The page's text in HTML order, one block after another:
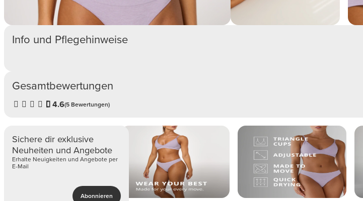
Info und Pflegehinweise
Gesamtbewertungen
4.6(5 Bewertungen)
Sichere dir exklusive
Neuheiten und Angebote
Erhalte Neuigkeiten und Angebote per
E-Mail
Abonnieren